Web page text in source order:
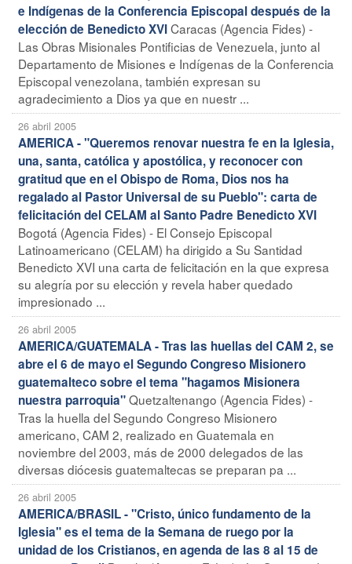
e Indígenas de la Conferencia Episcopal después de la
elección de Benedicto XVICaracas (Agencia Fides) -
Las Obras Misionales Pontificias de Venezuela, junto al
Departamento de Misiones e Indígenas de la Conferencia
Episcopal venezolana, también expresan su
agradecimiento a Dios ya que en nuestr ...
26 abril 2005
AMERICA - "Queremos renovar nuestra fe en la Iglesia,
una, santa, católica y apostólica, y reconocer con
gratitud que en el Obispo de Roma, Dios nos ha
regalado al Pastor Universal de su Pueblo": carta de
felicitación del CELAM al Santo Padre Benedicto XVI
Bogotá (Agencia Fides) - El Consejo Episcopal
Latinoamericano (CELAM) ha dirigido a Su Santidad
Benedicto XVI una carta de felicitación en la que expresa
su alegría por su elección y revela haber quedado
impresionado ...
26 abril 2005
AMERICA/GUATEMALA - Tras las huellas del CAM 2, se
abre el 6 de mayo el Segundo Congreso Misionero
guatemalteco sobre el tema "hagamos Misionera
nuestra parroquia"Quetzaltenango (Agencia Fides) -
Tras la huella del Segundo Congreso Misionero
americano, CAM 2, realizado en Guatemala en
noviembre del 2003, más de 2000 delegados de las
diversas diócesis guatemaltecas se preparan pa ...
26 abril 2005
AMERICA/BRASIL - "Cristo, único fundamento de la
Iglesia" es el tema de la Semana de ruego por la
unidad de los Cristianos, en agenda de las 8 al 15 de